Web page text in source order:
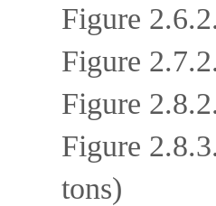
Figure
Figure
Figure
Figure
tons)